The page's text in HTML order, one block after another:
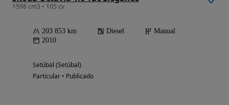
1598 cm3 • 105 cv
203 853 km Diesel
Manual
2010
Setúbal (Setúbal)
Particular • Publicado